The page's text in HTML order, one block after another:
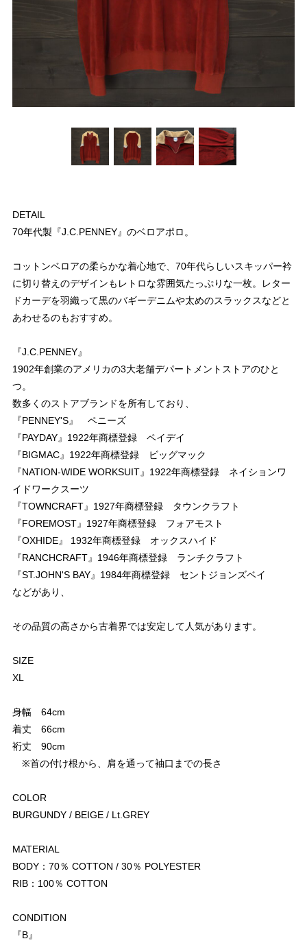
DETAIL
70年代製『J.C.PENNEY』のベロアポロ。
コットンベロアの柔らかな着心地で、70年代らしいスキッパー衿
に切り替えのデザインもレトロな雰囲気たっぷりな一枚。レター
ドカーデを羽織って黒のバギーデニムや太めのスラックスなどと
あわせるのもおすすめ。
『J.C.PENNEY』
1902年創業のアメリカの3大老舗デパートメントストアのひと
つ。
数多くのストアブランドを所有しており、
『PENNEY'S』 ペニーズ
『PAYDAY』1922年商標登録 ペイデイ
『BIGMAC』1922年商標登録 ビッグマック
『NATION-WIDE WORKSUIT』1922年商標登録 ネイションワ
イドワークスーツ
『TOWNCRAFT』1927年商標登録 タウンクラフト
『FOREMOST』1927年商標登録 フォアモスト
『OXHIDE』 1932年商標登録 オックスハイド
『RANCHCRAFT』1946年商標登録 ランチクラフト
『ST.JOHN'S BAY』1984年商標登録 セントジョンズベイ
などがあり、
その品質の高さから古着界では安定して人気があります。
SIZE
XL
身幅 64cm
着丈 66cm
裄丈 90cm
※首の付け根から、肩を通って袖口までの長さ
COLOR
BURGUNDY / BEIGE / Lt.GREY
MATERIAL
BODY：70％ COTTON / 30％ POLYESTER
RIB：100％ COTTON
CONDITION
『B』